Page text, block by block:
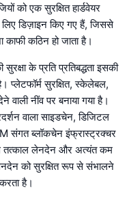
को एक सुरक्षित हार्डवेयर
लिए डिज़ाइन किए गए हैं, जिससे
कठिन हो जाता है।
के प्रति प्रतिबद्धता इसकी
प्लेटफॉर्म सुरक्षित, स्केलेबल,
नींव पर बनाया गया है।
वाला साइडचेन, डिजिटल
संगत ब्लॉकचेन इंफ्रास्ट्रक्चर
तत्काल लेनदेन और अत्यंत कम
को सुरक्षित रूप से संभालने
है।